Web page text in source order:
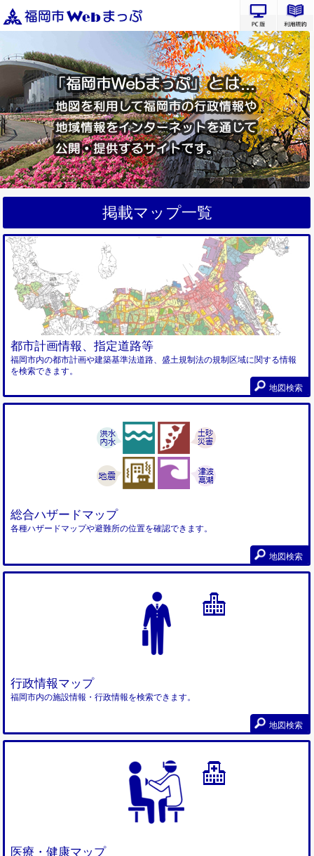
PC版サ
掲載マップ一覧
都市計画情報、指定道路等
福岡市内の都市計画や建築基準法道路、盛土規制法の規制区域に関する情報
を検索できます。
地図検索
総合ハザードマップ
各種ハザードマップや避難所の位置を確認できます。
地図検索
行政情報マップ
福岡市内の施設情報・行政情報を検索できます。
地図検索
医療・健康マップ